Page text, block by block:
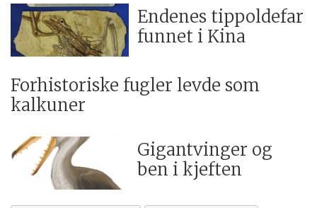
Endenes tippoldefar
funnet i Kina
Forhistoriske fugler levde som
kalkuner
Gigantvinger og
ben i kjeften